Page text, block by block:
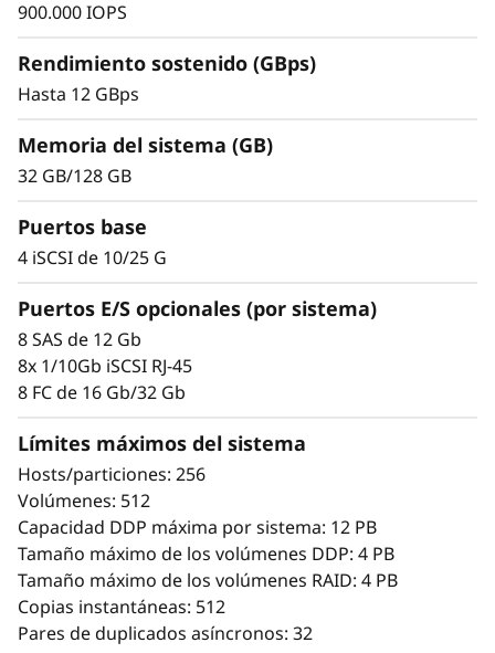
4
8
0
0
2
U
1
2
El escalado resulta muy fácil gracias a las
herramientas de diseño modular y fácil uso
incorporadas. Empiece a trabajar con sus
datos en cuestión de minutos. Su gran
rendimiento a medida y control total de la
ubicación de los datos permiten a los
administradores maximizar el rendimiento y la
facilidad de uso.
La intuitiva GUI mediante navegador simplifica
la configuración y el mantenimiento, a la vez
que ofrece posibilidades de mantenimiento
para ofrecer rendimiento, integridad de datos,
900.000 IOPS
Rendimiento sostenido (GBps)
Hasta 12 GBps
Memoria del sistema (GB)
32 GB/128 GB
Puertos base
4 iSCSI de 10/25 G
Puertos E/S opcionales (por sistema)
8 SAS de 12 Gb
8x 1/10Gb iSCSI RJ-45
8 FC de 16 Gb/32 Gb
Límites máximos del sistema
Hosts/particiones: 256
Volúmenes: 512
Capacidad DDP máxima por sistema: 12 PB
Tamaño máximo de los volúmenes DDP: 4 PB
Tamaño máximo de los volúmenes RAID: 4 PB
Copias instantáneas: 512
Pares de duplicados asíncronos: 32